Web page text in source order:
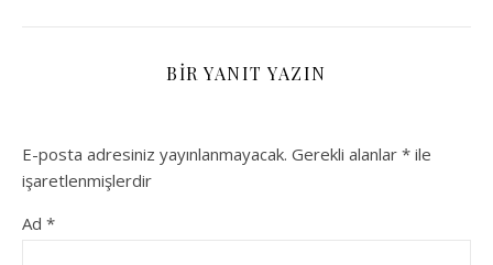
BIR YANIT YAZIN
E-posta adresiniz yayınlanmayacak. Gerekli alanlar * ile
işaretlenmişlerdir
Ad *